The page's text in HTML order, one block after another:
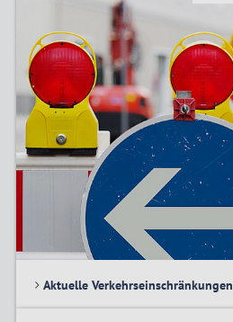
Aktuelle Verkehrseinschränkungen